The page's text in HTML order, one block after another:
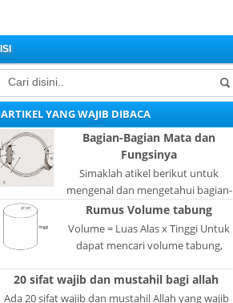
ARTIKEL YANG WAJIB DIBACA
Bagian-Bagian Mata dan
Fungsinya
Simaklah atikel berikut untuk
mengenal dan mengetahui bagian-
bagian mata dan fungsinya. Mata
adalah bagian yang sangat penting,
karena mer...
Rumus Volume tabung
Volume = Luas Alas x Tinggi Untuk
dapat mencari volume tabung,
lakukan adalah mencari luas
lingkaran tabun...
20 sifat wajib dan mustahil bagi allah
Ada 20 sifat wajib dan mustahil Allah yang wajib